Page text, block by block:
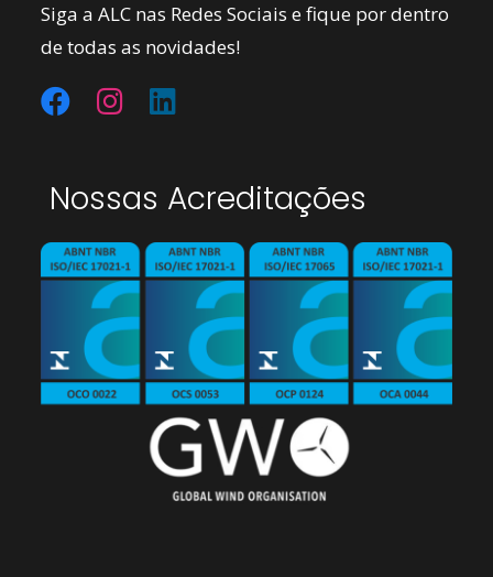
Siga a ALC nas Redes Sociais e fique por dentro
de todas as novidades!
Nossas Acreditações